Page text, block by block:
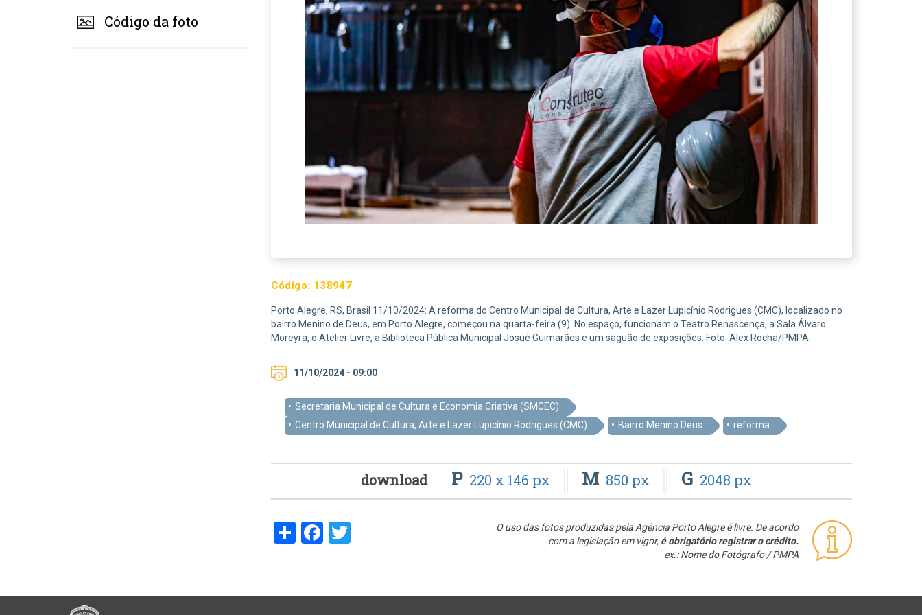
Código da foto
Código: 138947
Porto Alegre, RS, Brasil 11/10/2024: A reforma do Centro Municipal de Cultura, Arte e Lazer Lupicínio Rodrigues (CMC), localizado no
bairro Menino de Deus, em Porto Alegre, começou na quarta-feira (9). No espaço, funcionam o Teatro Renascença, a Sala Álvaro
Moreyra, o Atelier Livre, a Biblioteca Pública Municipal Josué Guimarães e um saguão de exposições. Foto: Alex Rocha/PMPA
11/10/2024 - 09:00
Secretaria Municipal de Cultura e Economia Criativa (SMCEC)
Centro Municipal de Cultura, Arte e Lazer Lupicínio Rodrigues (CMC)
Bairro Menino Deus reforma
download P 220 x 146 px M 850 px G 2048 px
O uso das fotos produzidas pela Agência Porto Alegre é livre. De acordo
com a legislação em vigor, é obrigatório registrar o crédito.
ex.: Nome do Fotógrafo / PMPA
ShareFacebook
Twitter